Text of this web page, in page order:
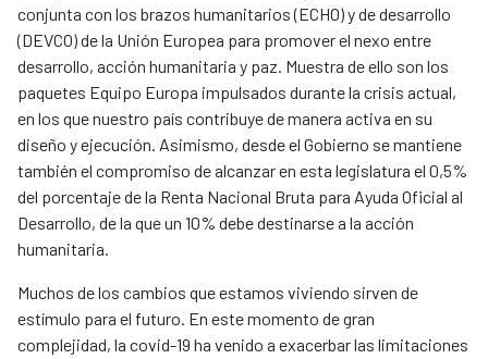
conjunta con los brazos humanitarios (ECHO) y de desarrollo
(DEVCO) de la Unión Europea para promover el nexo entre
desarrollo, acción humanitaria y paz. Muestra de ello son los
paquetes Equipo Europa impulsados durante la crisis actual,
en los que nuestro país contribuye de manera activa en su
diseño y ejecución. Asimismo, desde el Gobierno se mantiene
también el compromiso de alcanzar en esta legislatura el 0,5%
del porcentaje de la Renta Nacional Bruta para Ayuda Oficial al
Desarrollo, de la que un 10% debe destinarse a la acción
humanitaria.
Muchos de los cambios que estamos viviendo sirven de
estímulo para el futuro. En este momento de gran
complejidad, la covid-19 ha venido a exacerbar las limitaciones